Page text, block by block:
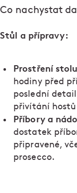
Co nachystat
Stůl a přípravy:
Prostření stolu
hodiny před
poslední
přivítání
Příbory a
dostatek
připravené,
prosecco.